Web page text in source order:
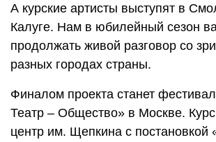
А курские артисты выступят в
Калуге. Нам в юбилейный сезон
продолжать живой разговор со
разных городах страны.
Финалом проекта станет
Театр – Общество» в Москве.
центр им. Щепкина с постановкой